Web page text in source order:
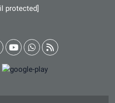
protected]